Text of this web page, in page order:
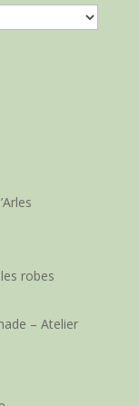
robes
– Atelier